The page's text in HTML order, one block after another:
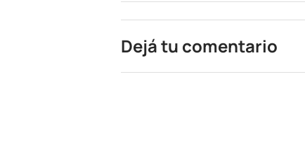
Dejá tu comentario